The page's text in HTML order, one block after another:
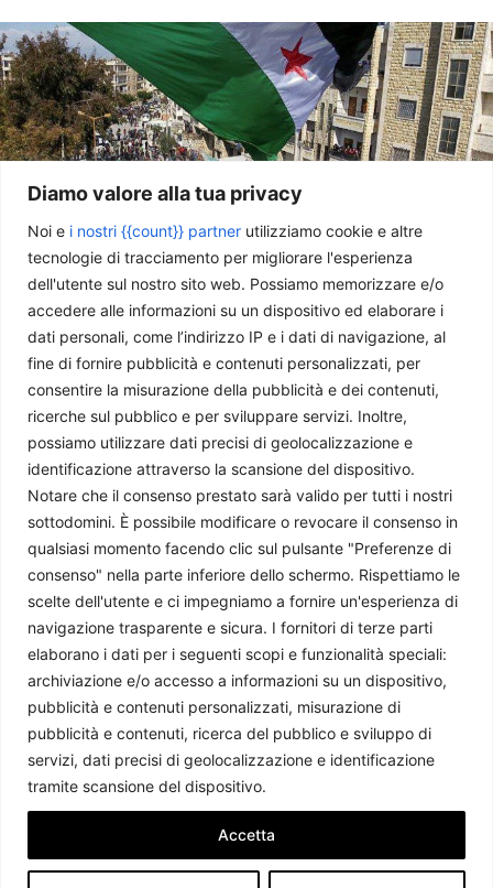
Diamo valore alla tua privacy
Noi e i nostri {{count}} partner utilizziamo cookie e altre
tecnologie di tracciamento per migliorare l'esperienza
dell'utente sul nostro sito web. Possiamo memorizzare e/o
accedere alle informazioni su un dispositivo ed elaborare i
dati personali, come l’indirizzo IP e i dati di navigazione, al
fine di fornire pubblicità e contenuti personalizzati, per
consentire la misurazione della pubblicità e dei contenuti,
ricerche sul pubblico e per sviluppare servizi. Inoltre,
possiamo utilizzare dati precisi di geolocalizzazione e
identificazione attraverso la scansione del dispositivo.
Notare che il consenso prestato sarà valido per tutti i nostri
sottodomini. È possibile modificare o revocare il consenso in
qualsiasi momento facendo clic sul pulsante "Preferenze di
consenso" nella parte inferiore dello schermo. Rispettiamo le
scelte dell'utente e ci impegniamo a fornire un'esperienza di
navigazione trasparente e sicura. I fornitori di terze parti
elaborano i dati per i seguenti scopi e funzionalità speciali:
archiviazione e/o accesso a informazioni su un dispositivo,
pubblicità e contenuti personalizzati, misurazione di
pubblicità e contenuti, ricerca del pubblico e sviluppo di
servizi, dati precisi di geolocalizzazione e identificazione
tramite scansione del dispositivo.
Accetta
Interpretare il futuro della Siria attraverso una lente
privilegiata
Michele Maresca - 6 Marzo 2026
La Siria riconosce il curdo: una svolta linguistica (e politica)
Chiara Salvò - 27 Gennaio 2026